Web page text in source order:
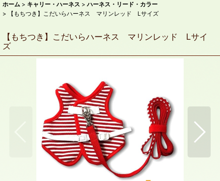
ホーム > キャリー・ハーネス > ハーネス・リード・カラー
>
【もちつき】こだいらハーネス マリンレッド Lサイズ
【もちつき】こだいらハーネス マリンレッド Lサイ
ズ